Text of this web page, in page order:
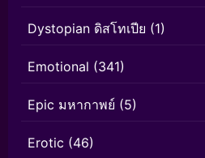
Dystopian ดิสโทเปีย (1)
Emotional (341)
Epic มหากาพย์ (5)
Erotic (46)